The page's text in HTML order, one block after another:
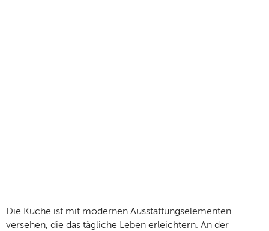
Die Küche ist mit modernen Ausstattungselementen
versehen, die das tägliche Leben erleichtern. An der